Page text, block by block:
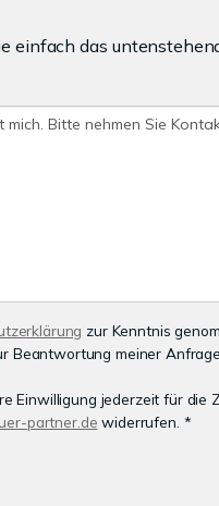
das
zur Kenntnis
Beantwortung meiner
Einwilligung jederzeit für die
partner.de widerrufen. *